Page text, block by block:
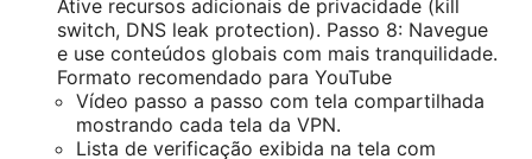
Ative recursos adicionais de privacidade (kill
switch, DNS leak protection). Passo 8: Navegue
e use conteúdos globais com mais tranquilidade.
Formato recomendado para YouTube
Vídeo passo a passo com tela compartilhada
mostrando cada tela da VPN.
Lista de verificação exibida na tela com